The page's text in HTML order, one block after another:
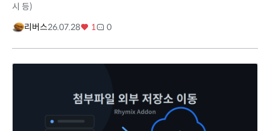
시 등)
리버스26.07.28 1 0